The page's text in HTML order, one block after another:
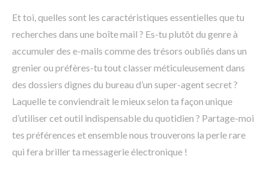
Et toi, quelles sont les caractéristiques essentielles que tu
recherches dans une boîte mail ? Es-tu plutôt du genre à
accumuler des e-mails comme des trésors oubliés dans un
grenier ou préfères-tu tout classer méticuleusement dans
des dossiers dignes du bureau d’un super-agent secret ?
Laquelle te conviendrait le mieux selon ta façon unique
d’utiliser cet outil indispensable du quotidien ? Partage-moi
tes préférences et ensemble nous trouverons la perle rare
qui fera briller ta messagerie électronique !